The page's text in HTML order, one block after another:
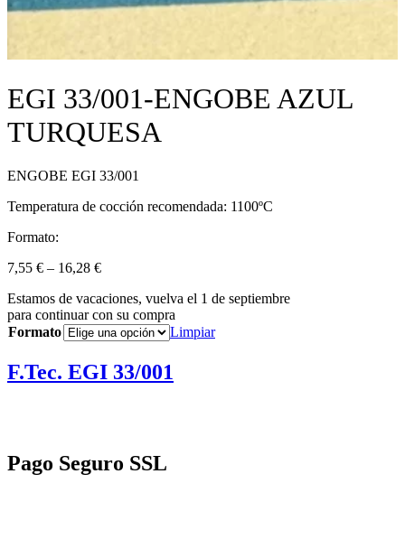
EGI 33/001-ENGOBE AZUL
TURQUESA
ENGOBE EGI 33/001
Temperatura de cocción recomendada: 1100ºC
Formato:
7,55 € – 16,28 €
Estamos de vacaciones, vuelva el 1 de septiembre
para continuar con su compra
Formato
Limpiar
F.Tec. EGI 33/001
Pago Seguro SSL